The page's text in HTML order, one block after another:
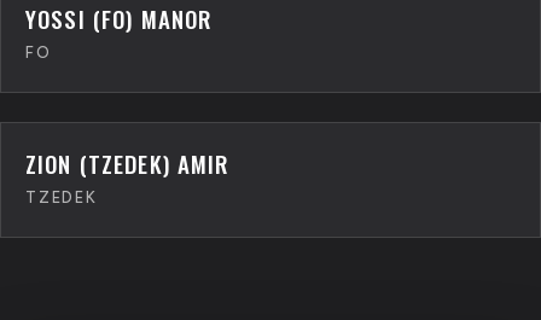
YOSSI (FO) MANOR
FO
ZION (TZEDEK) AMIR
TZEDEK